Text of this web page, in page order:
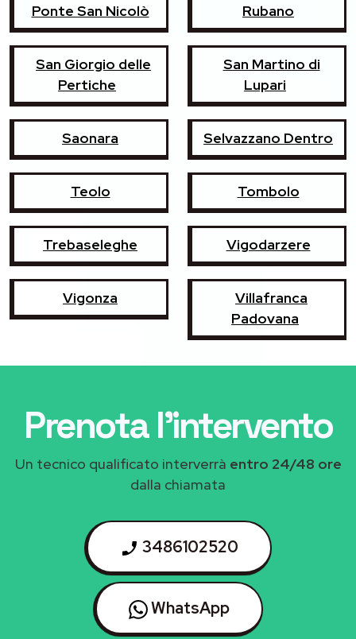
Ponte San Nicolò Rubano
San Giorgio delle
Pertiche
San Martino di
Lupari
Saonara Selvazzano Dentro
Teolo Tombolo
Trebaseleghe Vigodarzere
Vigonza
Villafranca
Padovana
Prenota l'intervento
Un tecnico qualificato interverrà entro 24/48 ore
dalla chiamata
3486102520
WhatsApp